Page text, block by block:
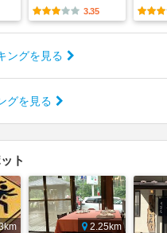
3.35
ングを見る
グを見る
ト
2.25km